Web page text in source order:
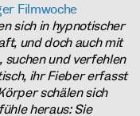
Filmwoche
sich in hypnotischer
und doch auch mit
suchen und verfehlen
ihr Fieber erfasst
schälen sich
heraus: Sie